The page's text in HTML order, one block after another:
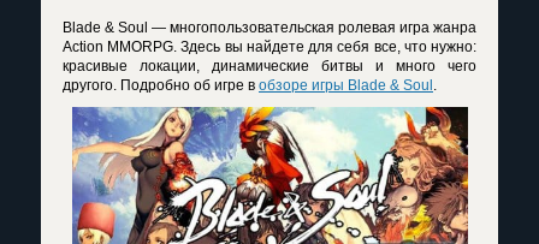
Blade & Soul — многопользовательская ролевая игра жанра
Action MMORPG. Здесь вы найдете для себя все, что нужно:
красивые локации, динамические битвы и много чего
другого. Подробно об игре в обзоре игры Blade & Soul .